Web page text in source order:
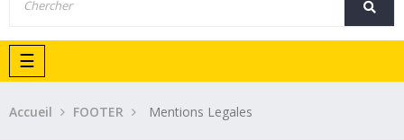
Basculer
la
navigation
☰
Accueil FOOTER Mentions Legales